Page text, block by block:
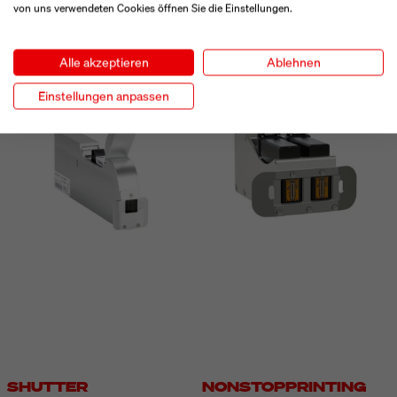
SHUTTER
NONSTOPPRINTING
von uns verwendeten Cookies öffnen Sie die Einstellungen.
Alle akzeptieren Ablehnen
Einstellungen anpassen